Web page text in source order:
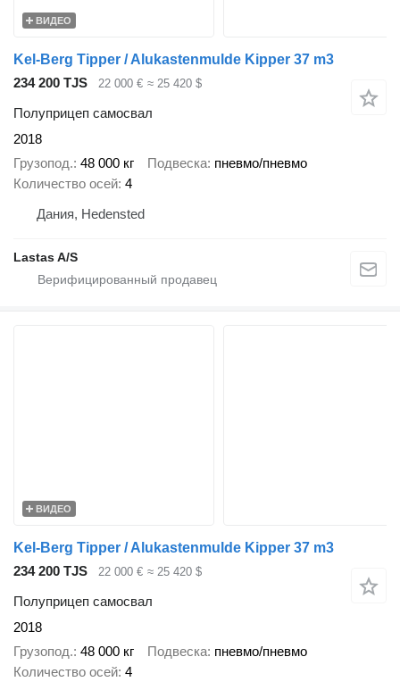
ВИДЕО
Kel-Berg Tipper / Alukastenmulde Kipper 37 m3
234 200 TJS
22 000 € ≈ 25 420 $
Полуприцеп самосвал
2018
Грузопод. 48 000 кг Подвеска пневмо/пневмо
Количество осей 4
Дания, Hedensted
Lastas A/S
ВИДЕО
Kel-Berg Tipper / Alukastenmulde Kipper 37 m3
234 200 TJS
22 000 € ≈ 25 420 $
Полуприцеп самосвал
2018
Грузопод. 48 000 кг Подвеска пневмо/пневмо
Количество осей 4